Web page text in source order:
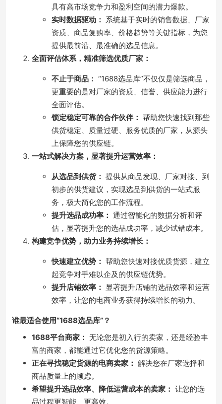
具有高市场竞争力和盈利空间的潜力爆款。
实时数据驱动： 系统基于实时的销售数据、厂家
资质、商品复购率、价格趋势等关键指标，为您
提供最前沿、最准确的选品信息。
全面评估体系，精准筛选优质厂家：
不止于商品： “1688选品库”不仅仅是筛选商品，
更重要的是对厂家的资质、信誉、供应能力进行
全面评估。
锁定稳定可靠的合作伙伴： 帮助您快速找到那些
供货稳定、质量过硬、服务优质的厂家，从源头
上保障您的供应链。
一站式解决方案，显著提升运营效率：
从选品到供货： 提供从商品发现、厂家对接、到
初步的供货建议，实现选品到供货的一站式服
务，极大简化您的工作流程。
提升选品成功率： 通过智能化的数据分析和评
估，显著提升您的选品成功率，减少试错成本。
构建竞争优势，助力业务持续增长：
快速建立优势： 帮助您快速对接优质货源，建立
起竞争对手难以企及的供应链优势。
提升店铺效率：
显著提升店铺的选品效率和运营
效率，让您的电商业务获得持续增长的动力。
谁最适合使用“1688选品库”？
1688平台商家： 无论您是初入行的卖家，还是经验丰
富的商家，都能通过它优化您的货源策略。
正在寻找稳定货源的电商卖家： 解决您在厂家选择和
商品质量上的顾虑。
希望提升选品效率、降低运营成本的卖家： 让您的选
品过程更智能、更高效。